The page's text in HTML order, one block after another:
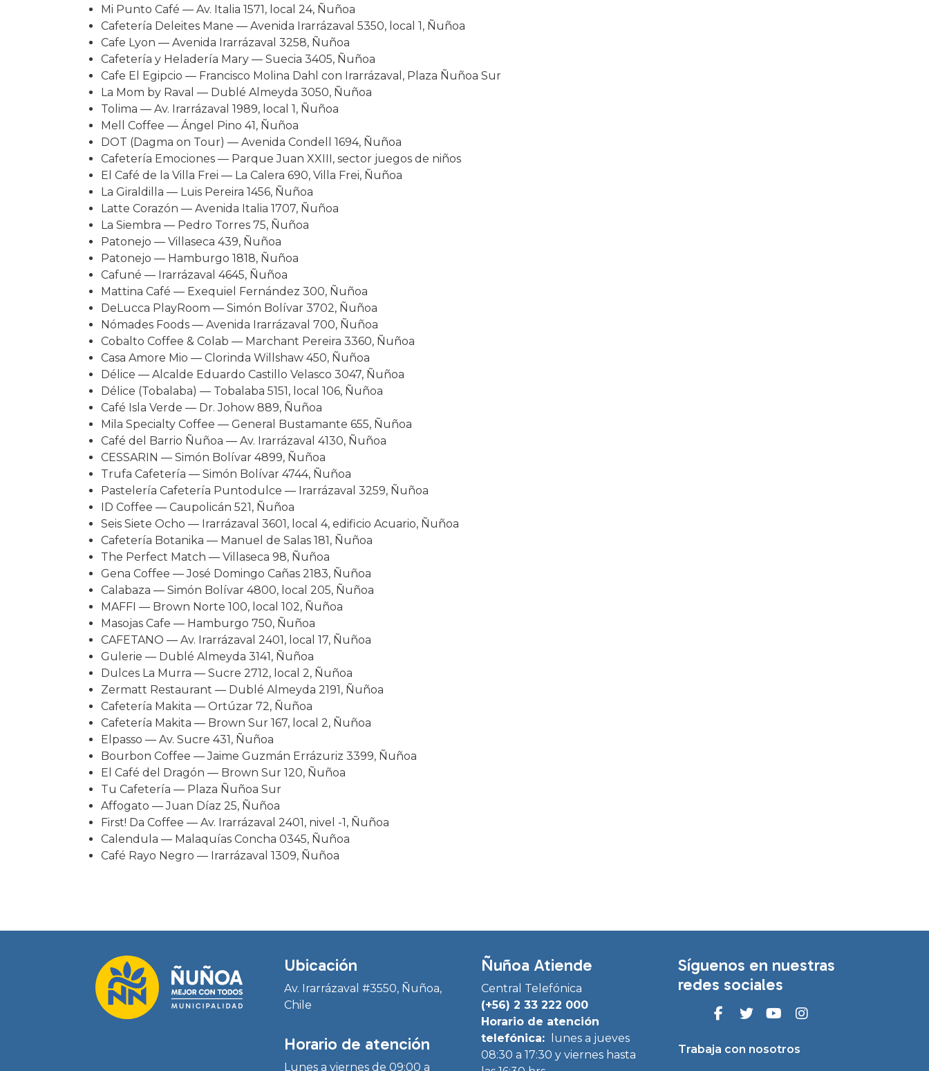
Mi Punto Café — Av. Italia 1571, local 24, Ñuñoa
Cafetería Deleites Mane — Avenida Irarrázaval 5350, local 1, Ñuñoa
Cafe Lyon — Avenida Irarrázaval 3258, Ñuñoa
Cafetería y Heladería Mary — Suecia 3405, Ñuñoa
Cafe El Egipcio — Francisco Molina Dahl con Irarrázaval, Plaza Ñuñoa Sur
La Mom by Raval — Dublé Almeyda 3050, Ñuñoa
Tolima — Av. Irarrázaval 1989, local 1, Ñuñoa
Mell Coffee — Ángel Pino 41, Ñuñoa
DOT (Dagma on Tour) — Avenida Condell 1694, Ñuñoa
Cafetería Emociones — Parque Juan XXIII, sector juegos de niños
El Café de la Villa Frei — La Calera 690, Villa Frei, Ñuñoa
La Giraldilla — Luis Pereira 1456, Ñuñoa
Latte Corazón — Avenida Italia 1707, Ñuñoa
La Siembra — Pedro Torres 75, Ñuñoa
Patonejo — Villaseca 439, Ñuñoa
Patonejo — Hamburgo 1818, Ñuñoa
Cafuné — Irarrázaval 4645, Ñuñoa
Mattina Café — Exequiel Fernández 300, Ñuñoa
DeLucca PlayRoom — Simón Bolívar 3702, Ñuñoa
Nómades Foods — Avenida Irarrázaval 700, Ñuñoa
Cobalto Coffee & Colab — Marchant Pereira 3360, Ñuñoa
Casa Amore Mio — Clorinda Willshaw 450, Ñuñoa
Délice — Alcalde Eduardo Castillo Velasco 3047, Ñuñoa
Délice (Tobalaba) — Tobalaba 5151, local 106, Ñuñoa
Café Isla Verde — Dr. Johow 889, Ñuñoa
Mila Specialty Coffee — General Bustamante 655, Ñuñoa
Café del Barrio Ñuñoa — Av. Irarrázaval 4130, Ñuñoa
CESSARIN — Simón Bolívar 4899, Ñuñoa
Trufa Cafetería — Simón Bolívar 4744, Ñuñoa
Pastelería Cafetería Puntodulce — Irarrázaval 3259, Ñuñoa
ID Coffee — Caupolicán 521, Ñuñoa
Seis Siete Ocho — Irarrázaval 3601, local 4, edificio Acuario, Ñuñoa
Cafetería Botanika — Manuel de Salas 181, Ñuñoa
The Perfect Match — Villaseca 98, Ñuñoa
Gena Coffee — José Domingo Cañas 2183, Ñuñoa
Calabaza — Simón Bolívar 4800, local 205, Ñuñoa
MAFFI — Brown Norte 100, local 102, Ñuñoa
Masojas Cafe — Hamburgo 750, Ñuñoa
CAFETANO — Av. Irarrázaval 2401, local 17, Ñuñoa
Gulerie — Dublé Almeyda 3141, Ñuñoa
Dulces La Murra — Sucre 2712, local 2, Ñuñoa
Zermatt Restaurant — Dublé Almeyda 2191, Ñuñoa
Cafetería Makita — Ortúzar 72, Ñuñoa
Cafetería Makita — Brown Sur 167, local 2, Ñuñoa
Elpasso — Av. Sucre 431, Ñuñoa
Bourbon Coffee — Jaime Guzmán Errázuriz 3399, Ñuñoa
El Café del Dragón — Brown Sur 120, Ñuñoa
Tu Cafetería — Plaza Ñuñoa Sur
Affogato — Juan Díaz 25, Ñuñoa
First! Da Coffee — Av. Irarrázaval 2401, nivel -1, Ñuñoa
Calendula — Malaquías Concha 0345, Ñuñoa
Café Rayo Negro — Irarrázaval 1309, Ñuñoa
Ubicación
Av. Irarrázaval #3550, Ñuñoa,
Chile
Horario de atención
Lunes a viernes de 09:00 a
Ñuñoa Atiende
Central Telefónica
(+56) 2 33 222 000
Horario de atención
telefónica:
lunes a jueves
08:30 a 17:30 y viernes hasta
Síguenos en nuestras
redes sociales
Trabaja con nosotros